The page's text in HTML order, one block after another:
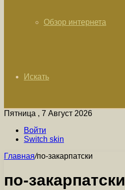
Обзор интернета
Искать
Пятница , 7 Август 2026
Войти
Switch skin
Главная/по-закарпатски
по-закарпатски